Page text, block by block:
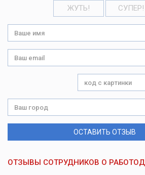
ЖУТЬ!
СУПЕР!
ОСТАВИТЬ ОТЗЫВ
ОТЗЫВЫ СОТРУДНИКОВ О